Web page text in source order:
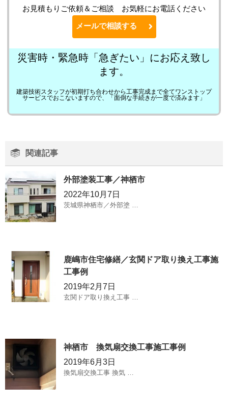
お見積もりご依頼＆ご相談 お気軽にお電話ください
メールで相談する
災害時・緊急時「急ぎたい」にお応え致し
ます。
建築技術スタッフが初期打ち合わせから工事完成まで全てワンストップ
サービスでおこないますので、「面倒な手続きが一度で済みます」
関連記事
外部塗装工事／神栖市
2022年10月7日
茨城県神栖市／外部塗 …
鹿嶋市住宅修繕／玄関ドア取り換え工事施
工事例
2019年2月7日
玄関ドア取り換え工事 …
神栖市 換気扇交換工事施工事例
2019年6月3日
換気扇交換工事 換気 …